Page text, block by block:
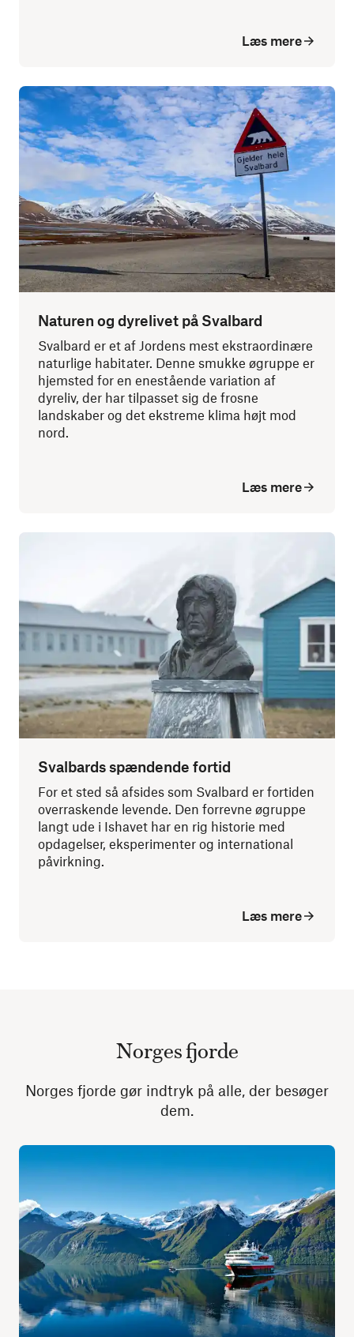
Læs mere
Naturen og dyrelivet på Svalbard
Svalbard er et af Jordens mest ekstraordinære
naturlige habitater. Denne smukke øgruppe er
hjemsted for en enestående variation af
dyreliv, der har tilpasset sig de frosne
landskaber og det ekstreme klima højt mod
nord.
Læs mere
Svalbards spændende fortid
For et sted så afsides som Svalbard er fortiden
overraskende levende. Den forrevne øgruppe
langt ude i Ishavet har en rig historie med
opdagelser, eksperimenter og international
påvirkning.
Læs mere
Norges fjorde
Norges fjorde gør indtryk på alle, der besøger
dem.